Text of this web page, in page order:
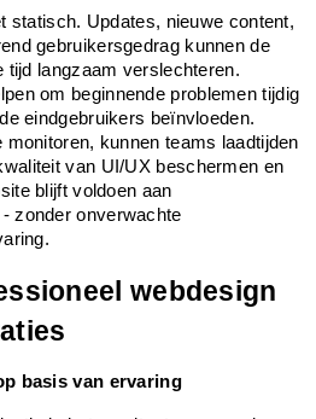
statisch. Updates, nieuwe content,
gebruikersgedrag kunnen de
tijd langzaam verslechteren.
om beginnende problemen tijdig
eindgebruikers beïnvloeden.
kunnen teams laadtijden
van UI/UX beschermen en
blijft voldoen aan
zonder onverwachte
webdesign
basis van ervaring